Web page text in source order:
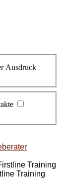
Ausdruck
Training
Training